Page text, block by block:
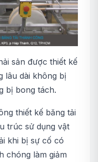
sản được thiết kế
lâu dài không bị
bị bong tách.
thiết kế băng tải
trúc sử dụng vật
khi bị sự cố có
chóng làm giảm